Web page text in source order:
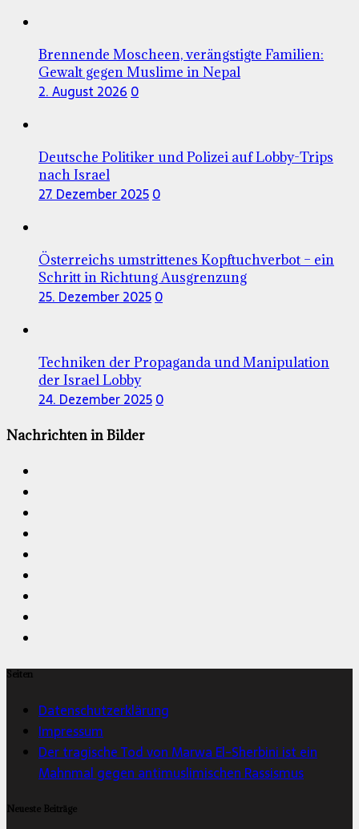
Brennende Moscheen, verängstigte Familien:
Gewalt gegen Muslime in Nepal
2. August 2026 0
Deutsche Politiker und Polizei auf Lobby-Trips
nach Israel
27. Dezember 20250
Österreichs umstrittenes Kopftuchverbot – ein
Schritt in Richtung Ausgrenzung
25. Dezember 20250
Techniken der Propaganda und Manipulation
der Israel Lobby
24. Dezember 20250
Nachrichten in Bilder
Seiten
Datenschutzerklärung
Impressum
Der tragische Tod von Marwa El-Sherbini ist ein
Mahnmal gegen antimuslimischen Rassismus
Neueste Beiträge